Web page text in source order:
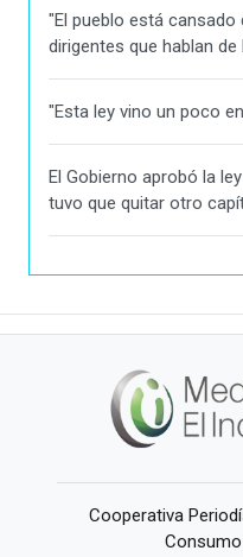
"El pueblo está
dirigentes que hablan
"Esta ley vino un poco
El Gobierno aprobó la
tuvo que quitar otro
Cooperativa
Consumo